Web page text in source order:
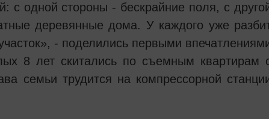
с одной стороны - бескрайние поля, с
деревянные дома. У каждого уже
- поделились первыми
8 лет скитались по съемным квартирам
семьи трудится на компрессорной